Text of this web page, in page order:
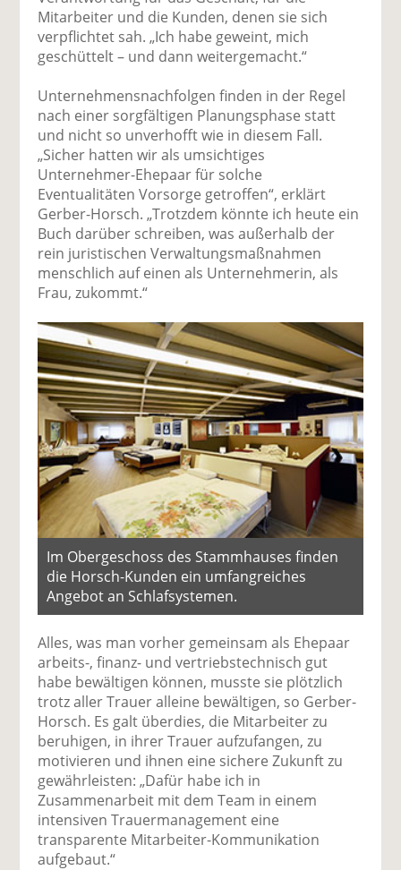
Mitarbeiter und die Kunden, denen sie sich
verpflichtet sah. „Ich habe geweint, mich
geschüttelt – und dann weitergemacht.“
Unternehmensnachfolgen finden in der Regel
nach einer sorgfältigen Planungsphase statt
und nicht so unverhofft wie in diesem Fall.
„Sicher hatten wir als umsichtiges
Unternehmer-Ehepaar für solche
Eventualitäten Vorsorge getroffen“, erklärt
Gerber-Horsch. „Trotzdem könnte ich heute ein
Buch darüber schreiben, was außerhalb der
rein juristischen Verwaltungsmaßnahmen
menschlich auf einen als Unternehmerin, als
Frau, zukommt.“
Im Obergeschoss des Stammhauses finden
die Horsch-Kunden ein umfangreiches
Angebot an Schlafsystemen.
Alles, was man vorher gemeinsam als Ehepaar
arbeits-, finanz- und vertriebstechnisch gut
habe bewältigen können, musste sie plötzlich
trotz aller Trauer alleine bewältigen, so Gerber-
Horsch. Es galt überdies, die Mitarbeiter zu
beruhigen, in ihrer Trauer aufzufangen, zu
motivieren und ihnen eine sichere Zukunft zu
gewährleisten: „Dafür habe ich in
Zusammenarbeit mit dem Team in einem
intensiven Trauermanagement eine
transparente Mitarbeiter-Kommunikation
aufgebaut.“